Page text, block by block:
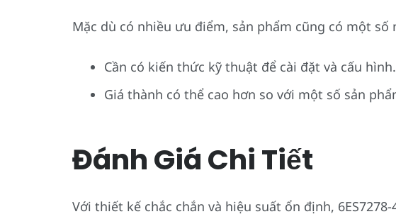
Mặc dù có nhiều ưu điểm, sản phẩm cũng có một số
Cần có kiến thức kỹ thuật để cài đặt và cấu hình.
Giá thành có thể cao hơn so với một số sản
Đánh Giá Chi Tiết
Với thiết kế chắc chắn và hiệu suất ổn định,